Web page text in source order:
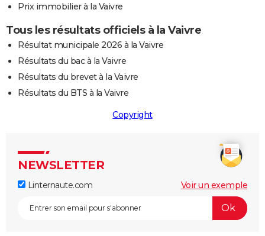
Prix immobilier à la Vaivre
Tous les résultats officiels à la Vaivre
Résultat municipale 2026 à la Vaivre
Résultats du bac à la Vaivre
Résultats du brevet à la Vaivre
Résultats du BTS à la Vaivre
Copyright
NEWSLETTER
Linternaute.com Voir un exemple